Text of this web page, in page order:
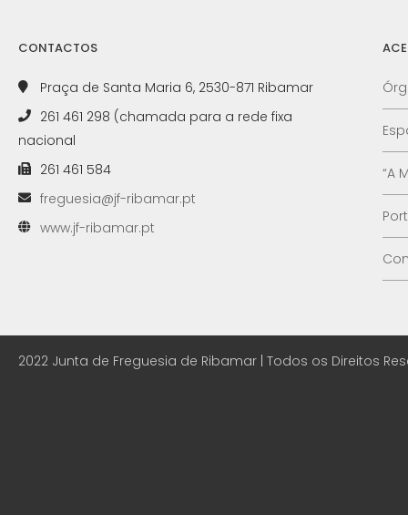
CONTACTOS
Praça de Santa Maria 6, 2530-871 Ribamar
261 461 298 (chamada para a rede fixa
nacional
261 461 584
freguesia@jf-ribamar.pt
www.jf-ribamar.pt
“A
2022 Junta de Freguesia de Ribamar | Todos os Direitos